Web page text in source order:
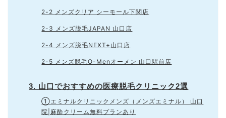
2-2 メンズクリア シーモール下関店
2-3 メンズ脱毛JAPAN 山口店
2-4 メンズ脱毛NEXT+山口店
2-5 メンズ脱毛O-Menオーメン 山口駅前店
3. 山口でおすすめの医療脱毛クリニック2選
①エミナルクリニックメンズ（メンズエミナル） 山口
院|麻酔クリーム無料プランあり